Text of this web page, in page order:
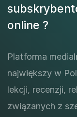
online ?
Platforma
największy w
lekcji, recenzji,
związanych z